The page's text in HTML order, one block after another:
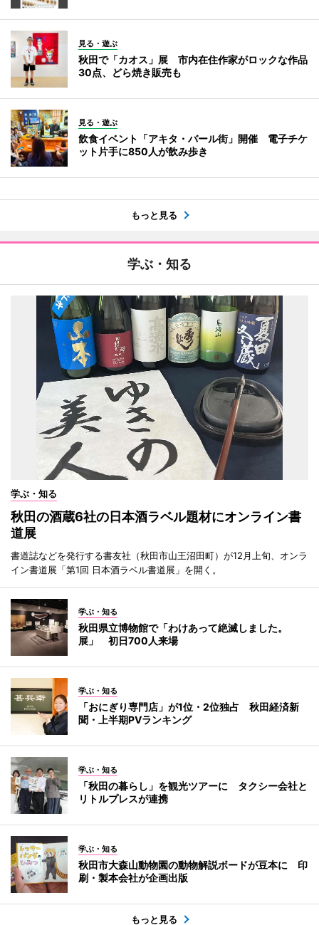
見る・遊ぶ
秋田で「カオス」展 市内在住作家がロックな作品
30点、どら焼き販売も
見る・遊ぶ
飲食イベント「アキタ・バール街」開催 電子チケ
ット片手に850人が飲み歩き
もっと見る
学ぶ・知る
学ぶ・知る
秋田の酒蔵6社の日本酒ラベル題材にオンライン書
道展
書道誌などを発行する書友社（秋田市山王沼田町）が12月上旬、オンラ
イン書道展「第1回 日本酒ラベル書道展」を開く。
学ぶ・知る
秋田県立博物館で「わけあって絶滅しました。
展」 初日700人来場
学ぶ・知る
「おにぎり専門店」が1位・2位独占 秋田経済新
聞・上半期PVランキング
学ぶ・知る
「秋田の暮らし」を観光ツアーに タクシー会社と
リトルプレスが連携
学ぶ・知る
秋田市大森山動物園の動物解説ボードが豆本に 印
刷・製本会社が企画出版
もっと見る